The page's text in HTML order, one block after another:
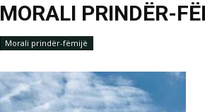
MORALI PRINDËR-
Morali prindër-fëmijë